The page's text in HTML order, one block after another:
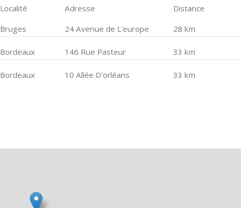
Localité Adresse
Distance
Bruges 24 Avenue de L'europe 28 km
Bordeaux 146 Rue Pasteur 33 km
Bordeaux 10 Allée D'orléans 33 km